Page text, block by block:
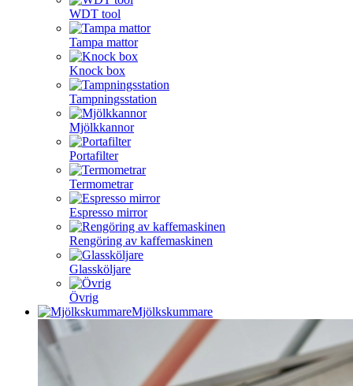
WDT tool
Tampa mattor
Knock box
Tampningsstation
Mjölkkannor
Portafilter
Termometrar
Espresso mirror
Rengöring av kaffemaskinen
Glassköljare
Övrig
Mjölkskummare